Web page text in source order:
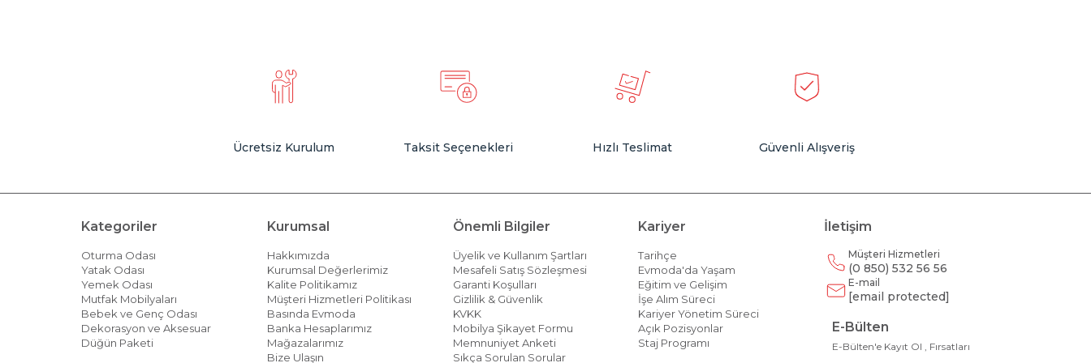
Ücretsiz Kurulum Taksit Seçenekleri Hızlı Teslimat Güvenli Alışveriş
Kategoriler
Oturma Odası
Yatak Odası
Yemek Odası
Mutfak Mobilyaları
Bebek ve Genç Odası
Dekorasyon ve Aksesuar
Düğün Paketi
Kurumsal
Hakkımızda
Kurumsal Değerlerimiz
Kalite Politikamız
Müşteri Hizmetleri Politikası
Basında Evmoda
Banka Hesaplarımız
Mağazalarımız
Bize Ulaşın
Önemli Bilgiler
Üyelik ve Kullanım Şartları
Mesafeli Satış Sözleşmesi
Garanti Koşulları
Gizlilik & Güvenlik
KVKK
Mobilya Şikayet Formu
Memnuniyet Anketi
Sıkça Sorulan Sorular
Kariyer
Tarihçe
Evmoda'da Yaşam
Eğitim ve Gelişim
İşe Alım Süreci
Kariyer Yönetim Süreci
Açık Pozisyonlar
Staj Programı
İletişim
Müşteri Hizmetleri
(0 850) 532 56 56
E-mail
[email protected]
E-Bülten
E-Bülten'e Kayıt Ol , Fırsatları